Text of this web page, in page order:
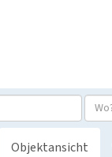
Objektansicht